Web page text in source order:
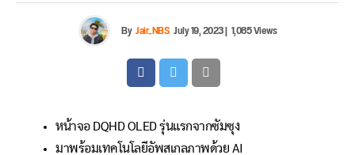
ByJair_NBSJuly 19, 2023| 1,085 Views
หน้าจอ DQHD OLED รุ่นแรกจากซัมซุง
มาพร้อมเทคโนโลยีอัพสเกลภาพด้วย AI